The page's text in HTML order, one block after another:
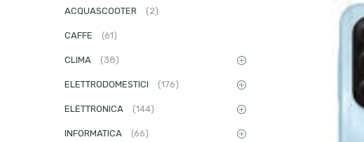
ACQUASCOOTER (2)
CAFFE (61)
CLIMA (38)
ELETTRODOMESTICI (176)
ELETTRONICA (144)
INFORMATICA (66)